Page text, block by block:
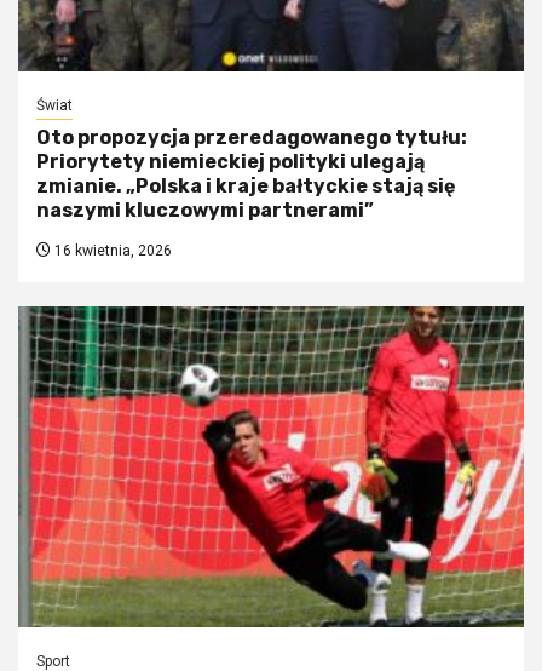
Świat
Oto propozycja przeredagowanego tytułu:
Priorytety niemieckiej polityki ulegają
zmianie. „Polska i kraje bałtyckie stają się
naszymi kluczowymi partnerami”
16 kwietnia, 2026
Sport